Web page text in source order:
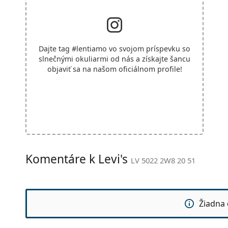
Dajte tag #lentiamo vo svojom príspevku so
slnečnými okuliarmi od nás a získajte šancu
objaviť sa na našom oficiálnom profile!
Komentáre k Levi's LV 5022 2W8 20 51
Žiadna